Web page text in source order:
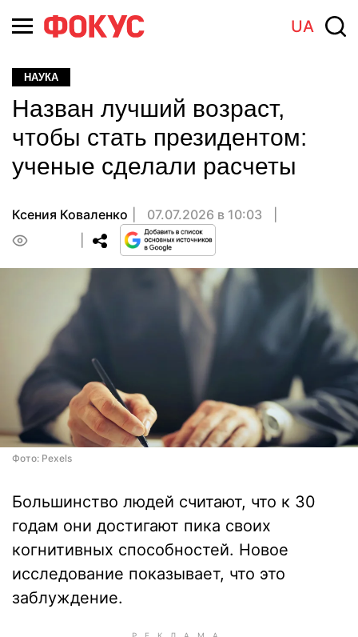
UA
НАУКА
Назван лучший возраст,
чтобы стать президентом:
ученые сделали расчеты
Ксения Коваленко
07.07.2026 в 10:03
Фото: Pexels
Большинство людей считают, что к 30
годам они достигают пика своих
когнитивных способностей. Новое
исследование показывает, что это
заблуждение.